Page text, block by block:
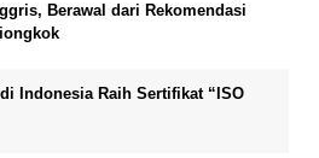
Berawal dari Rekomendasi
Indonesia Raih Sertifikat “ISO